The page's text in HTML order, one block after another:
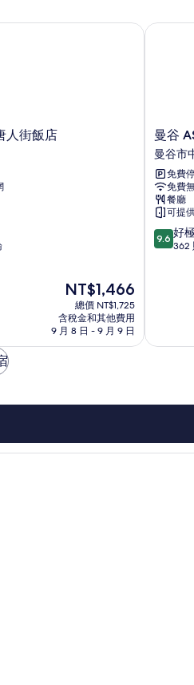
詳
人街飯店
現
價
格
為
NT$1,466
總價 NT$1,725
含稅金和其他費用
9 月 8 日 - 9 月 9 日
街飯店
曼
谷
ASAI
Sathorn
飯
店
曼
谷
市
曼谷
曼谷市
免費
免費
餐廳
可提
9.6
分，
了，
論
9.6 好
362
曼谷